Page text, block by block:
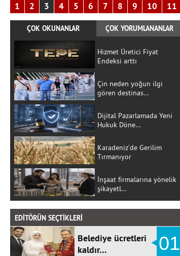
1 2 3 4 5 6 7 8 9 10 11
ÇOK OKUNANLAR ÇOK YORUMLANANLAR
Hizmet Üretici Fiyat
Endeksi arttı
Çin neden yoğun ilgi
gören destinas…
Dijital Pazarlamada Yeni
Hukuk Döne…
Karadeniz’de Gerilim
Tırmanıyor
İnşaat firmalarına yönelik
şikayetl…
EDİTÖRÜN SEÇTİKLERİ
Belediye ücretleri
kaldır…
01